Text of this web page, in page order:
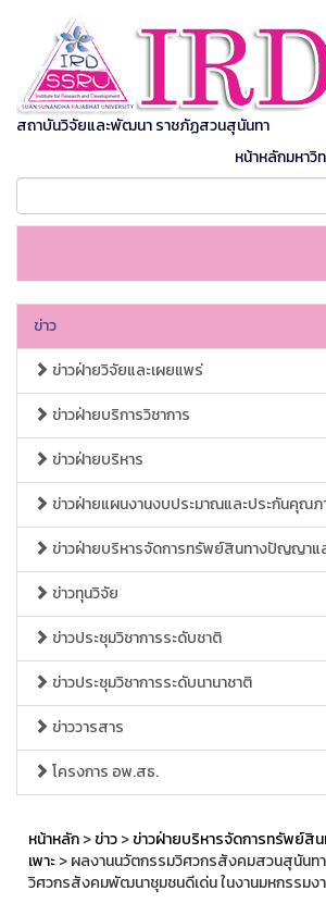
สถาบันวิจัยและพัฒนา ราชภัฏสวนสุนันทา
หน้าหลักมหาวิ
ข่าว
ข่าวฝ่ายวิจัยและเผยแพร่
ข่าวฝ่ายบริการวิชาการ
ข่าวฝ่ายบริหาร
ข่าวฝ่ายแผนงานงบประมาณและประกันคุณภ
ข่าวฝ่ายบริหารจัดการทรัพย์สินทางปัญญาแล
ข่าวทุนวิจัย
ข่าวประชุมวิชาการระดับชาติ
ข่าวประชุมวิชาการระดับนานาชาติ
ข่าววารสาร
โครงการ อพ.สธ.
หน้าหลัก>ข่าว>ข่าวฝ่ายบริหารจัดการทรัพย์สิ
เพาะ> ผลงานนวัตกรรมวิศวกรสังคมสวนสุนันท
วิศวกรสังคมพัฒนาชุมชนดีเด่น ในงานมหกรรมง